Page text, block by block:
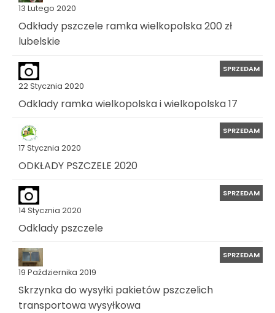
13 Lutego 2020
Odkłady pszczele ramka wielkopolska 200 zł
lubelskie
22 Stycznia 2020
SPRZEDAM
Odklady ramka wielkopolska i wielkopolska 17
17 Stycznia 2020
SPRZEDAM
ODKŁADY PSZCZELE 2020
14 Stycznia 2020
SPRZEDAM
Odklady pszczele
19 Października 2019
SPRZEDAM
Skrzynka do wysyłki pakietów pszczelich
transportowa wysyłkowa